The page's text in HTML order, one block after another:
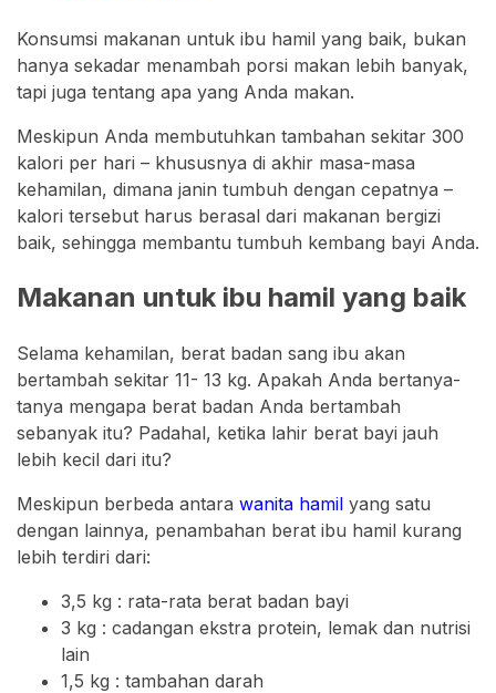
Konsumsi makanan untuk ibu hamil yang baik, bukan
hanya sekadar menambah porsi makan lebih banyak,
tapi juga tentang apa yang Anda makan.
Meskipun Anda membutuhkan tambahan sekitar 300
kalori per hari – khususnya di akhir masa-masa
kehamilan, dimana janin tumbuh dengan cepatnya –
kalori tersebut harus berasal dari makanan bergizi
baik, sehingga membantu tumbuh kembang bayi Anda.
Makanan untuk ibu hamil yang baik
Selama kehamilan, berat badan sang ibu akan
bertambah sekitar 11- 13 kg. Apakah Anda bertanya-
tanya mengapa berat badan Anda bertambah
sebanyak itu? Padahal, ketika lahir berat bayi jauh
lebih kecil dari itu?
Meskipun berbeda antara wanita hamil yang satu
dengan lainnya, penambahan berat ibu hamil kurang
lebih terdiri dari:
3,5 kg : rata-rata berat badan bayi
3 kg : cadangan ekstra protein, lemak dan nutrisi
lain
1,5 kg : tambahan darah